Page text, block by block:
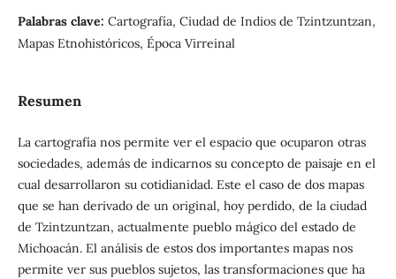
Palabras clave: Cartografía, Ciudad de Indios de Tzintzuntzan,
Mapas Etnohistóricos, Época Virreinal
Resumen
La cartografía nos permite ver el espacio que ocuparon otras
sociedades, además de indicarnos su concepto de paisaje en el
cual desarrollaron su cotidianidad. Este el caso de dos mapas
que se han derivado de un original, hoy perdido, de la ciudad
de Tzintzuntzan, actualmente pueblo mágico del estado de
Michoacán. El análisis de estos dos importantes mapas nos
permite ver sus pueblos sujetos, las transformaciones que ha